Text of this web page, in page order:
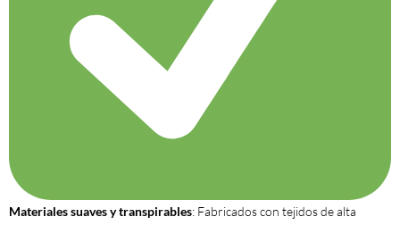
Materiales suaves y transpirables: Fabricados con tejidos de alta